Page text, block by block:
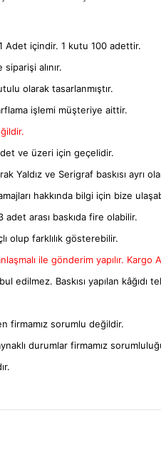
Adet içindir. 1 kutu 100 adettir.
alınır.
olarak tasarlanmıştır.
işlemi müşteriye aittir.
ve üzeri için geçelidir.
Yaldız ve Serigraf baskısı ayrı
hakkında bilgi için bize
adet arası baskıda fire olabilir.
olup farklılık gösterebilir.
ile gönderim yapılır. Kargo
Baskısı yapılan kâğıdı
firmamız sorumlu değildir.
durumlar firmamız